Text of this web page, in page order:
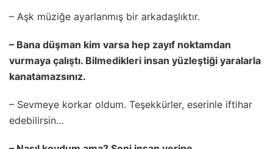
– Aşk müziğe ayarlanmış bir arkadaşlıktır.
– Bana düşman kim varsa hep zayıf noktamdan
vurmaya çalıştı. Bilmedikleri insan yüzleştiği yaralarla
kanatamazsınız.
– Sevmeye korkar oldum. Teşekkürler, eserinle iftihar
edebilirsin…